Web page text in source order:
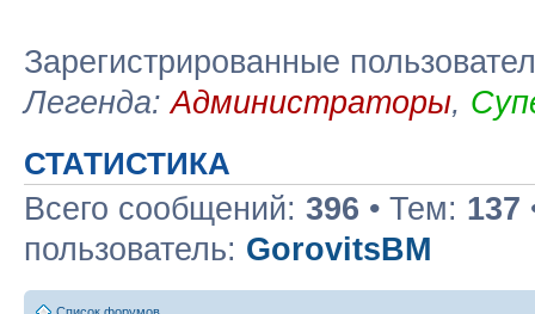
Зарегистрированные
Легенда:Администраторы,
СТАТИСТИКА
Всего сообщений: 396 • Тем: 137
пользователь: GorovitsBM
Список форумов